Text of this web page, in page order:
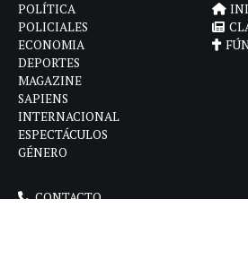
POLÍTICA
POLICIALES
ECONOMIA
DEPORTES
MAGAZINE
SAPIENS
INTERNACIONAL
ESPECTÁCULOS
GÉNERO
CONTACTO